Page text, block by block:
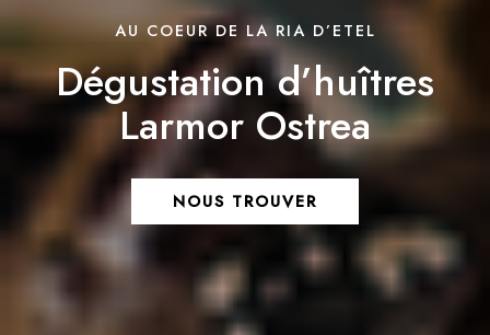
AU COEUR DE LA RIA D’ETEL
Dégustation d’huîtres
Larmor Ostrea
NOUS TROUVER